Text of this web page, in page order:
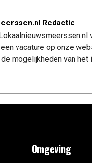
Redactie
vacature op onze
mogelijkheden van het
Omgeving